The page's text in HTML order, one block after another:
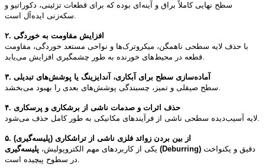
سطح نهایی کاملاً براق و آینه‌ای بوده که برای قطعات تزئینی، دکوراتیو و
سکه‌زنی ایده‌آل است.
۲. افزایش مقاومت به خوردگی
با حذف لایه سطحی ناهمگن، میکروترک‌ها و نواحی مستعد خوردگی، مقاومت
قطعه در محیط‌های خورنده به طور چشمگیری افزایش می‌یابد.
۳. آماده‌سازی سطح برای آبکاری، آندایزینگ یا پوشش‌های تبدیلی
سطح صیقلی و تمیز، چسبندگی پوشش‌های بعدی را بهبود می‌بخشد.
۴. حذف اثرات و صدمات ناشی از برشکاری و پرسکاری
لایه آسیب‌دیده سطحی ناشی از فرآیندهای مکانیکی به طور کامل حذف می‌شود.
۵. از بین بردن زوائد فلزی ناشی از تراشکاری (پلیسه‌گیری)
یکی از کاربردهای مهم الکتروپولیش، پلیسه‌گیری (Deburring)
در سطوح پیچیده است.